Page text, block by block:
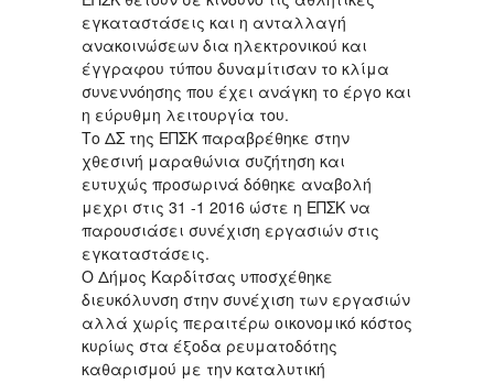
εγκαταστάσεις και η ανταλλαγή
ανακοινώσεων δια ηλεκτρονικού και
έγγραφου τύπου δυναμίτισαν το κλίμα
συνεννόησης που έχει ανάγκη το έργο και
η εύρυθμη λειτουργία του.
Το ΔΣ της ΕΠΣΚ παραβρέθηκε στην
χθεσινή μαραθώνια συζήτηση και
ευτυχώς προσωρινά δόθηκε αναβολή
μεχρι στις 31 -1 2016 ώστε η ΕΠΣΚ να
παρουσιάσει συνέχιση εργασιών στις
εγκαταστάσεις.
Ο Δήμος Καρδίτσας υποσχέθηκε
διευκόλυνση στην συνέχιση των εργασιών
αλλά χωρίς περαιτέρω οικονομικό κόστος
κυρίως στα έξοδα ρευματοδότης
καθαρισμού με την καταλυτική